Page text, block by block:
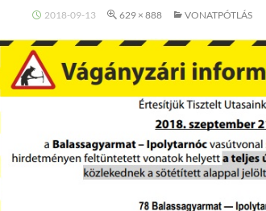
2018-09-13 629 × 888 VONATPÓTLÁS